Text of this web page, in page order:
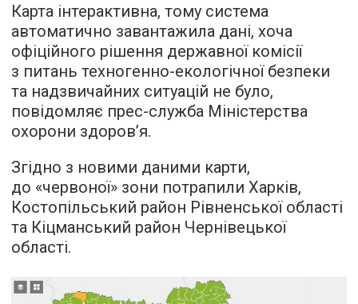
Карта інтерактивна, тому система
автоматично завантажила дані, хоча
офіційного рішення державної комісії
з питань техногенно-екологічної безпеки
та надзвичайних ситуацій не було,
повідомляє прес-служба Міністерства
охорони здоров’я.
Згідно з новими даними карти,
до «червоної» зони потрапили Харків,
Костопільський район Рівненської області
та Кіцманський район Чернівецької
області.